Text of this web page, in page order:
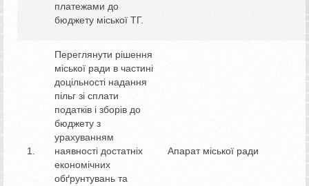
платежами до
бюджету міської ТГ.
Переглянути рішення
міської ради в частині
доцільності надання
пільг зі сплати
податків і зборів до
бюджету з
урахуванням
наявності достатніх
економічних
обґрунтувань та
Апарат міської ради